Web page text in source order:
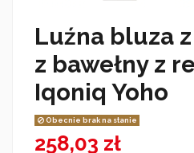
Luźna bluza
z bawełny z
Iqoniq Yoho
Obecnie brak na stanie
258,03 zł